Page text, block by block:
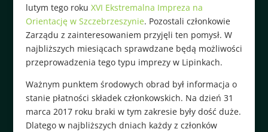
lutym tego roku XVI Ekstremalna Impreza na
Orientację w Szczebrzeszynie. Pozostali członkowie
Zarządu z zainteresowaniem przyjęli ten pomysł. W
najbliższych miesiącach sprawdzane będą możliwości
przeprowadzenia tego typu imprezy w Lipinkach.
Ważnym punktem środowych obrad był informacja o
stanie płatności składek członkowskich. Na dzień 31
marca 2017 roku braki w tym zakresie były dość duże.
Dlatego w najbliższych dniach każdy z członków